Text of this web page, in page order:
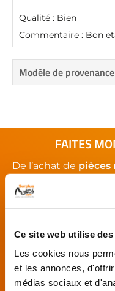
Ce site web utilise des
Les cookies nous
et les annonces,
médias sociaux et
Qualité : Bien
Commentaire : Bon
Modèle de provenance
FAITES
De l’achat de pièces
retrouvez notre
garages partenaires.
présente au
J’effectue ma